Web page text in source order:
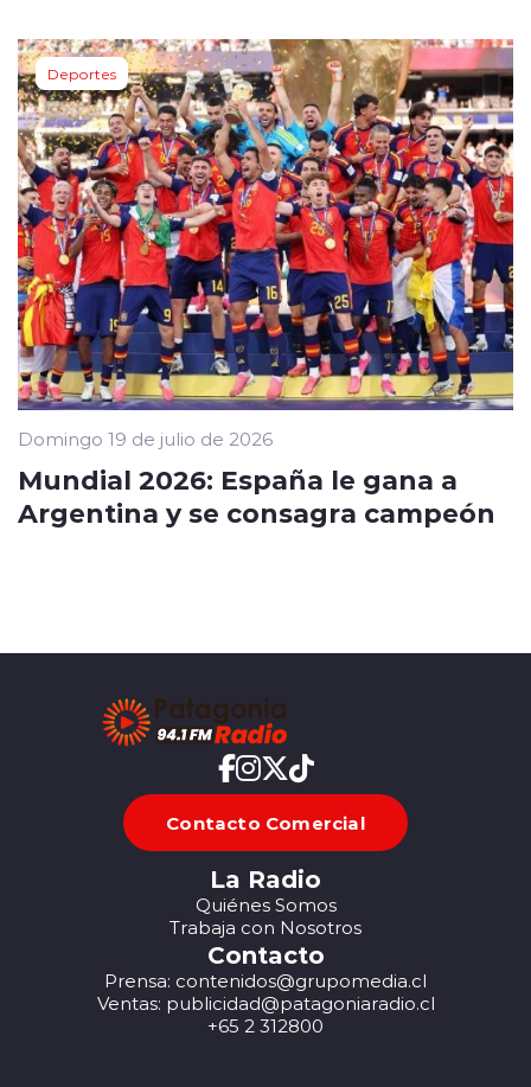
Deportes
Domingo 19 de julio de 2026
Mundial 2026: España le gana a
Argentina y se consagra campeón
Contacto Comercial
La Radio
Quiénes Somos
Trabaja con Nosotros
Contacto
Prensa: contenidos@grupomedia.cl
Ventas: publicidad@patagoniaradio.cl
+65 2 312800